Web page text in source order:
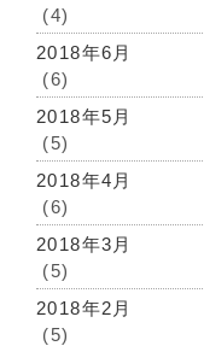
(4)
2018年6月
(6)
2018年5月
(5)
2018年4月
(6)
2018年3月
(5)
2018年2月
(5)